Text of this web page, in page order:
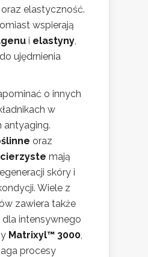
elastyczność.
wspierają
i elastyny
ujędrnienia
o innych
w
antyaging.
oraz
mają
skóry i
Wiele z
zawiera także
dla intensywnego
Matrixyl™ 3000
procesy